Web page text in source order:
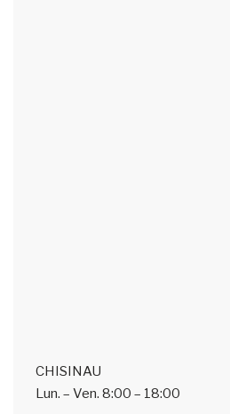
CHISINAU
Lun. – Ven. 8:00 – 18:00